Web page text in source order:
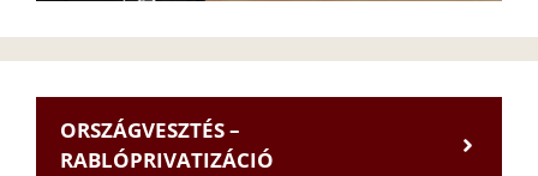
ORSZÁGVESZTÉS –
RABLÓPRIVATIZÁCIÓ